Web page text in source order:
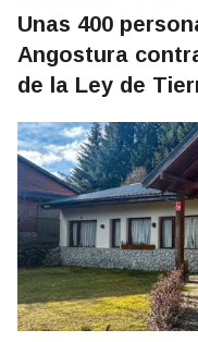
Unas 400
Angostura
de la Ley de